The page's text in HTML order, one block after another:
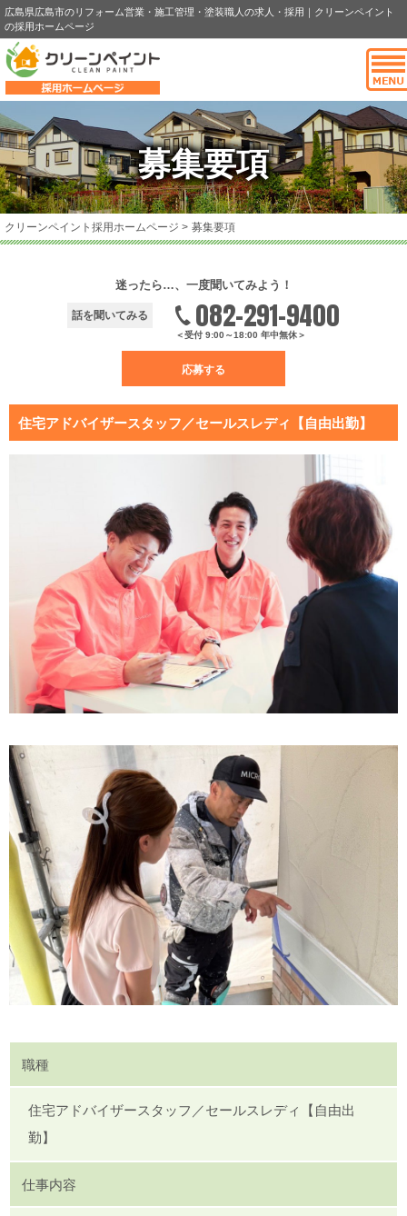
広島県広島市のリフォーム営業・施工管理・塗装職人の求人・採用｜クリーンペイント
の採用ホームページ
募集要項
クリーンペイント採用ホームページ > 募集要項
迷ったら…、一度聞いてみよう！
話を聞いてみる 082-291-9400
＜受付 9:00～18:00 年中無休＞
応募する
住宅アドバイザースタッフ／セールスレディ【自由出勤】
職種
住宅アドバイザースタッフ／セールスレディ【自由出
勤】
仕事内容